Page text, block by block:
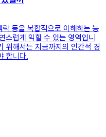
등을 복합적으로 이해하는 능
스럽게 익힐 수 있는 영역입니
위해서는 지금까지의 인간적 경
합니다.